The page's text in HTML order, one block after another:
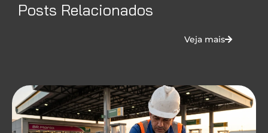
Posts Relacionados
Veja mais